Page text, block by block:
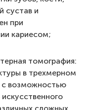
сустав и
при
кариесом;
томография:
в трехмерном
с возможностью